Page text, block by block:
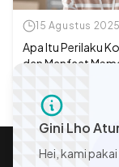
15 Agustus 2025
Apa Itu Perilaku
dan Manfaat
Gini Lho
Hei, kami